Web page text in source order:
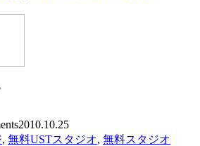
2010.10.25
, 無料USTスタジオ, 無料スタジオ